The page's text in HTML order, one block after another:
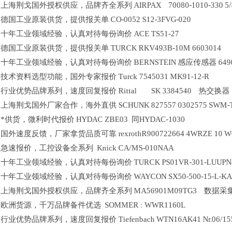
上海荆戈国外授权供应，品牌齐全系列 AIRPAX 70080-1010-330 5/
德国工业原装供货，提供报关单 CO-0052 S12-3FVG-020
十年工业领域经验，认真对待每份询价 ACE TS51-27
德国工业原装供货，提供报关单 TURCK RKV493B-10M 6603014
十年工业领域经验，认真对待每份询价 BERNSTEIN 感应传感器
技术资料选型功能，国外专家报价 Turck 7545031 MK91-12-R
行业优势品牌系列，速度回复报价 Rittal SK 3384540 热交换器
上海荆戈国外厂家合作，海外直供 SCHUNK 827557 0302575
*供货，微利时代报价 HYDAC ZBE03 同HYDAC-1030
国外速度反馈，厂家拿货品质可靠 rexrothR900722664 4WRZE 10
急速报价，工控设备全系列 Knick CA/MS-010NAA
十年工业领域经验，认真对待每份询价 TURCK PS01VR-301-
十年工业领域经验，认真对待每份询价 WAYCON SX50-500-15-L-
上海荆戈国外授权供应，品牌齐全系列 MA56901M09TG3 数据采
欧洲货源，千万品牌备件优选 SOMMER : WWR1160L
行业优势品牌系列，速度回复报价 Tiefenbach WTN16AK41 Nr.06/